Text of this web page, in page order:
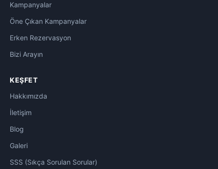
Kampanyalar
Öne Çıkan Kampanyalar
Erken Rezervasyon
Bizi Arayın
KEŞFET
Hakkımızda
İletişim
Blog
Galeri
SSS (Sıkça Sorulan Sorular)